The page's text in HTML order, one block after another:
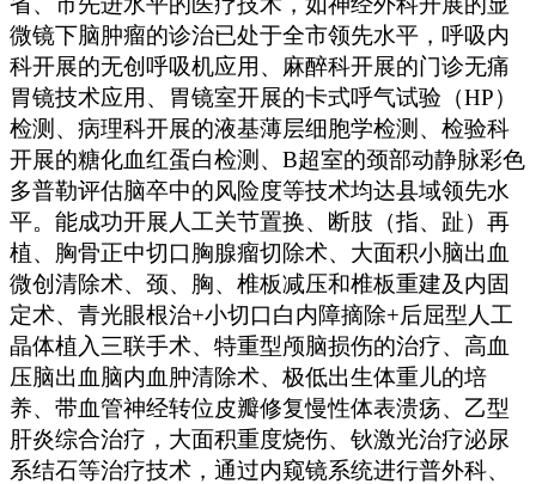
微镜下脑肿瘤的诊治已处于全市领先水平，呼吸内
科开展的无创呼吸机应用、麻醉科开展的门诊无痛
胃镜技术应用、胃镜室开展的卡式呼气试验（HP）
检测、病理科开展的液基薄层细胞学检测、检验科
开展的糖化血红蛋白检测、B超室的颈部动静脉彩色
多普勒评估脑卒中的风险度等技术均达县域领先水
平。能成功开展人工关节置换、断肢（指、趾）再
植、胸骨正中切口胸腺瘤切除术、大面积小脑出血
微创清除术、颈、胸、椎板减压和椎板重建及内固
定术、青光眼根治+小切口白内障摘除+后屈型人工
晶体植入三联手术、特重型颅脑损伤的治疗、高血
压脑出血脑内血肿清除术、极低出生体重儿的培
养、带血管神经转位皮瓣修复慢性体表溃疡、乙型
肝炎综合治疗，大面积重度烧伤、钬激光治疗泌尿
系结石等治疗技术，通过内窥镜系统进行普外科、